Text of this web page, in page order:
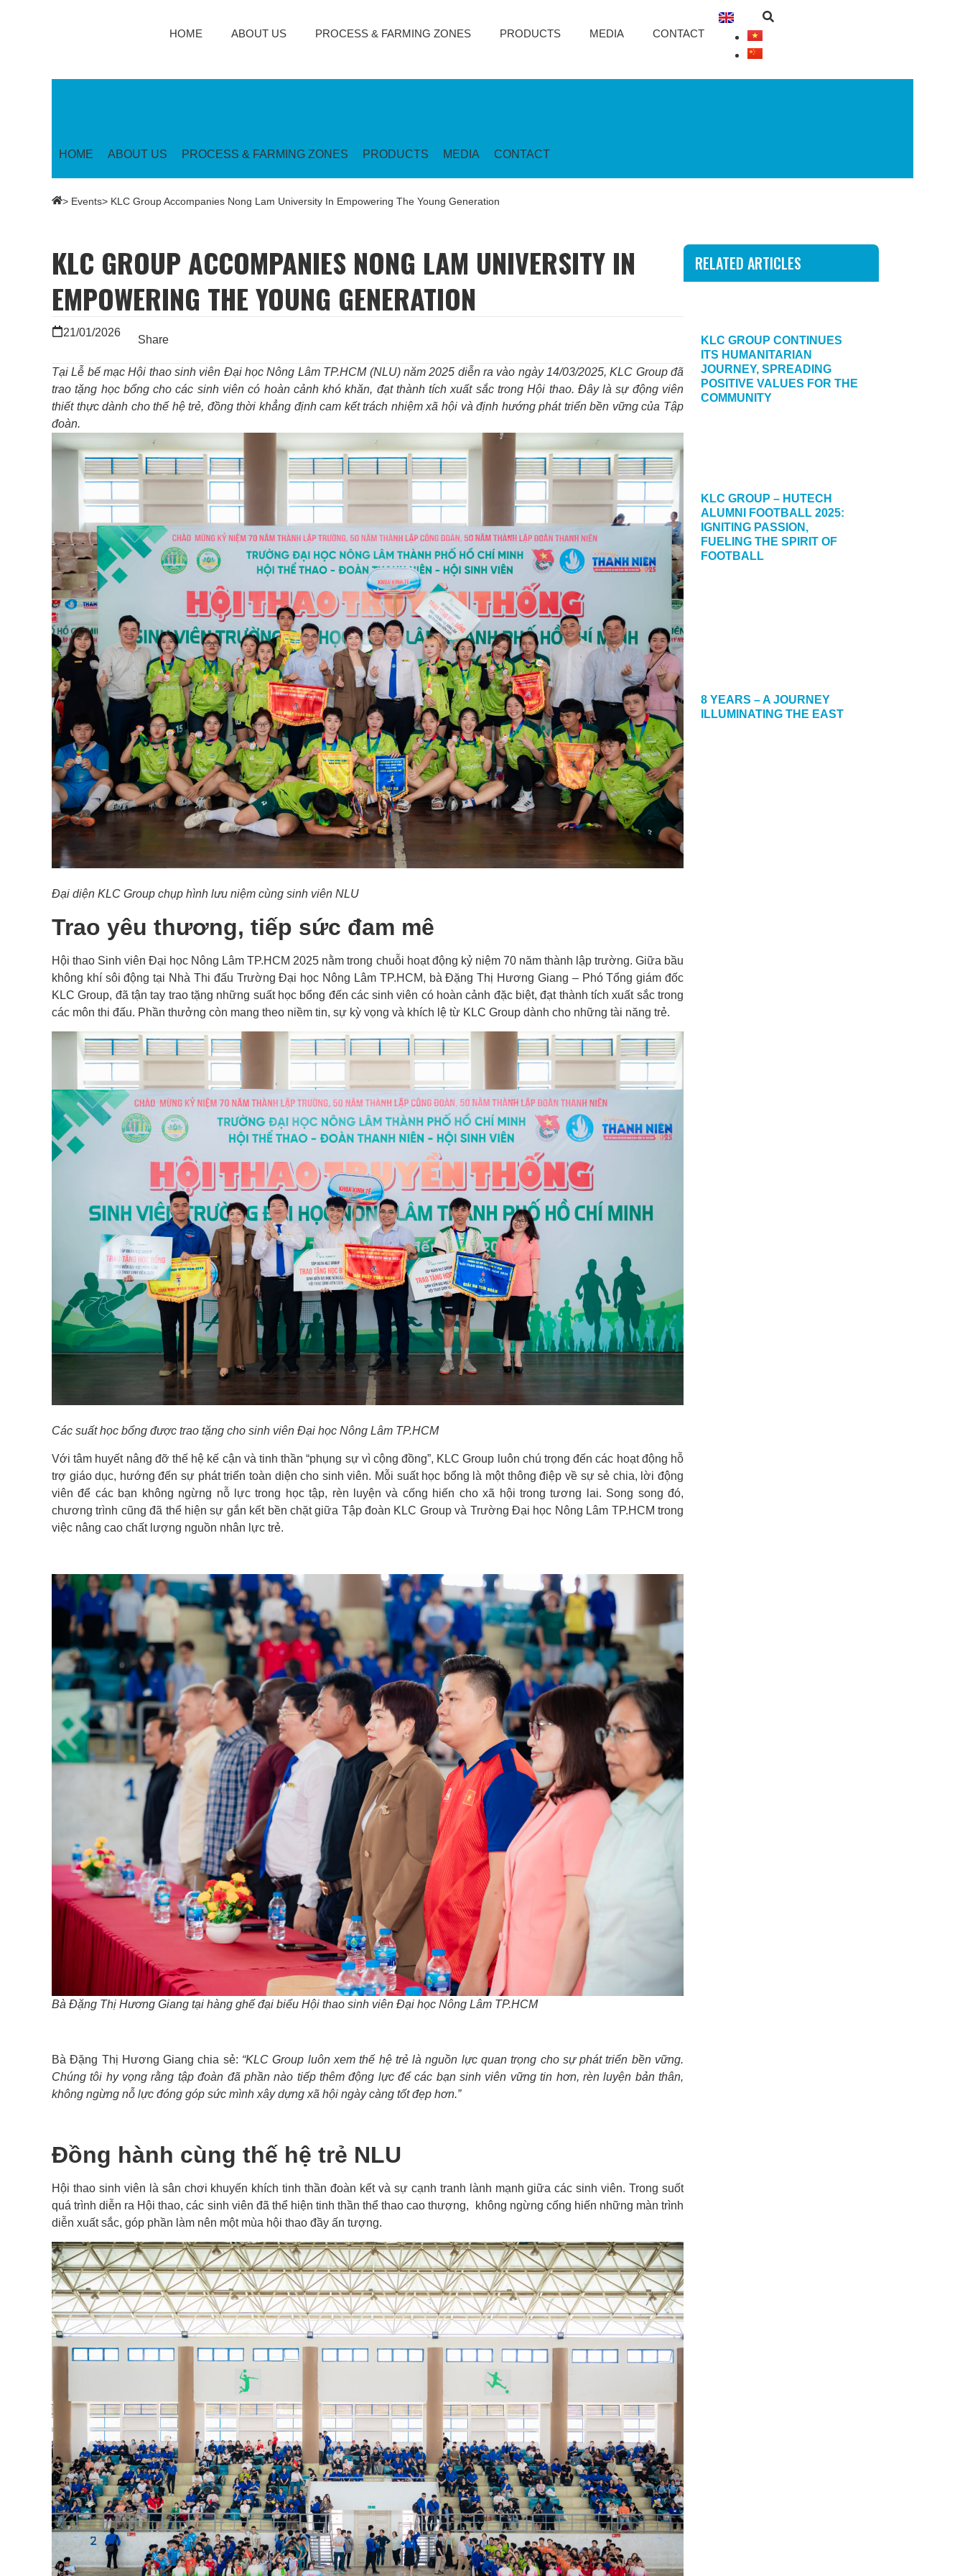
HOME ABOUT US PROCESS & FARMING ZONES PRODUCTS MEDIA CONTACT
HOME ABOUT US PROCESS & FARMING ZONES PRODUCTS MEDIA CONTACT
> Events> KLC Group Accompanies Nong Lam University In Empowering The Young Generation
KLC GROUP ACCOMPANIES NONG LAM UNIVERSITY IN
EMPOWERING THE YOUNG GENERATION
21/01/2026
Share
Tại Lễ bế mạc Hội thao sinh viên Đại học Nông Lâm TP.HCM (NLU) năm 2025 diễn ra vào ngày 14/03/2025, KLC Group đã
trao tặng học bổng cho các sinh viên có hoàn cảnh khó khăn, đạt thành tích xuất sắc trong Hội thao. Đây là sự động viên
thiết thực dành cho thế hệ trẻ, đồng thời khẳng định cam kết trách nhiệm xã hội và định hướng phát triển bền vững của Tập
đoàn.
Đại diện KLC Group chụp hình lưu niệm cùng sinh viên NLU
Trao yêu thương, tiếp sức đam mê
Hội thao Sinh viên Đại học Nông Lâm TP.HCM 2025 nằm trong chuỗi hoạt động kỷ niệm 70 năm thành lập trường. Giữa bầu
không khí sôi động tại Nhà Thi đấu Trường Đại học Nông Lâm TP.HCM, bà Đặng Thị Hương Giang – Phó Tổng giám đốc
KLC Group, đã tận tay trao tặng những suất học bổng đến các sinh viên có hoàn cảnh đặc biệt, đạt thành tích xuất sắc trong
các môn thi đấu. Phần thưởng còn mang theo niềm tin, sự kỳ vọng và khích lệ từ KLC Group dành cho những tài năng trẻ.
Các suất học bổng được trao tặng cho sinh viên Đại học Nông Lâm TP.HCM
Với tâm huyết nâng đỡ thế hệ kế cận và tinh thần “phụng sự vì cộng đồng”, KLC Group luôn chú trọng đến các hoạt động hỗ
trợ giáo dục, hướng đến sự phát triển toàn diện cho sinh viên. Mỗi suất học bổng là một thông điệp về sự sẻ chia, lời động
viên để các bạn không ngừng nỗ lực trong học tập, rèn luyện và cống hiến cho xã hội trong tương lai. Song song đó,
chương trình cũng đã thể hiện sự gắn kết bền chặt giữa Tập đoàn KLC Group và Trường Đại học Nông Lâm TP.HCM trong
việc nâng cao chất lượng nguồn nhân lực trẻ.
Bà Đặng Thị Hương Giang tại hàng ghế đại biểu Hội thao sinh viên Đại học Nông Lâm TP.HCM
Bà Đặng Thị Hương Giang chia sẻ: “KLC Group luôn xem thế hệ trẻ là nguồn lực quan trọng cho sự phát triển bền vững.
Chúng tôi hy vọng rằng tập đoàn đã phần nào tiếp thêm động lực để các bạn sinh viên vững tin hơn, rèn luyện bản thân,
không ngừng nỗ lực đóng góp sức mình xây dựng xã hội ngày càng tốt đẹp hơn.”
Đồng hành cùng thế hệ trẻ NLU
Hội thao sinh viên là sân chơi khuyến khích tinh thần đoàn kết và sự cạnh tranh lành mạnh giữa các sinh viên. Trong suốt
quá trình diễn ra Hội thao, các sinh viên đã thể hiện tinh thần thể thao cao thượng, không ngừng cống hiến những màn trình
diễn xuất sắc, góp phần làm nên một mùa hội thao đầy ấn tượng.
RELATED ARTICLES
KLC GROUP CONTINUES
ITS HUMANITARIAN
JOURNEY, SPREADING
POSITIVE VALUES FOR THE
COMMUNITY
KLC GROUP – HUTECH
ALUMNI FOOTBALL 2025:
IGNITING PASSION,
FUELING THE SPIRIT OF
FOOTBALL
8 YEARS – A JOURNEY
ILLUMINATING THE EAST